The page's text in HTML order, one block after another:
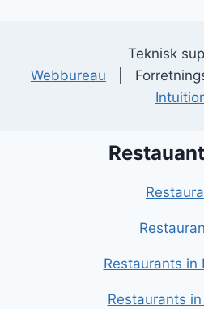
Teknisk
Webbureau |
Restaurants in
Restaurants